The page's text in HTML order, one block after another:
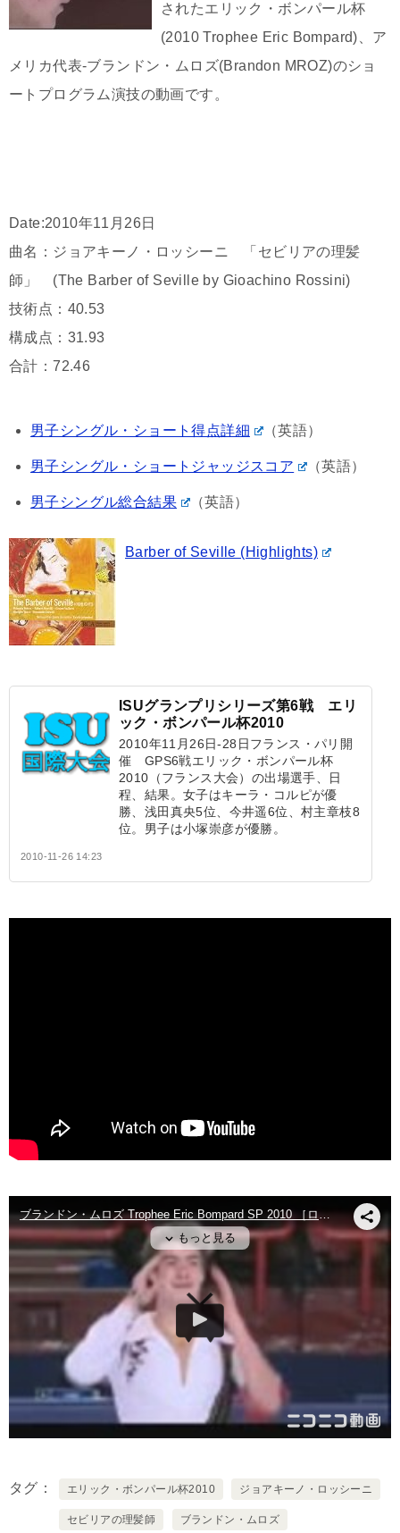
されたエリック・ボンパール杯
(2010 Trophee Eric Bompard)、ア
メリカ代表-ブランドン・ムロズ(Brandon MROZ)のショ
ートプログラム演技の動画です。
Date:2010年11月26日
曲名：ジョアキーノ・ロッシーニ 「セビリアの理髪
師」 (The Barber of Seville by Gioachino Rossini)
技術点：40.53
構成点：31.93
合計：72.46
男子シングル・ショート得点詳細 （英語）
男子シングル・ショートジャッジスコア （英語）
男子シングル総合結果 （英語）
Barber of Seville (Highlights)
ISUグランプリシリーズ第6戦 エリ
ック・ボンパール杯2010
2010年11月26日-28日フランス・パリ開
催 GPS6戦エリック・ボンパール杯
2010（フランス大会）の出場選手、日
程、結果。女子はキーラ・コルピが優
勝、浅田真央5位、今井遥6位、村主章枝8
位。男子は小塚崇彦が優勝。
2010-11-26 14:23
タグ エリック・ボンパール杯2010 ジョアキーノ・ロッシーニ
セビリアの理髪師 ブランドン・ムロズ